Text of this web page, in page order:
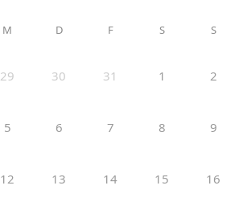
M D F S S
29 30 31 1 2
5 6 7 8 9
12 13 14 15 16